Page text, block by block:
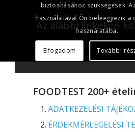
Az alábbi linkeken
FOODTEST 200+
ADATKEZELÉSI
biztosításához szükségesek.
használatával Ön beleegyezik a
használatába.
Elfogadom További